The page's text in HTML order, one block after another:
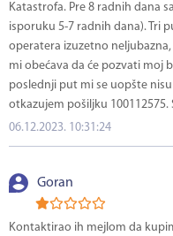
Katastrofa. Pre 8 radnih dana
isporuku 5-7 radnih dana). Tri
operatera izuzetno
mi obećava da će pozvati moj
poslednji put mi se uopšte
otkazujem pošiljku 100112575.
06.12.2023. 10:31:24
Goran
Kontaktirao ih mejlom da